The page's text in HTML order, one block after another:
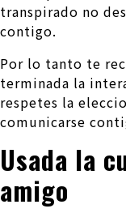
transpirado no
contigo.
Por lo tanto te
terminada la
respetes la
comunicarse
Usada la
amigo